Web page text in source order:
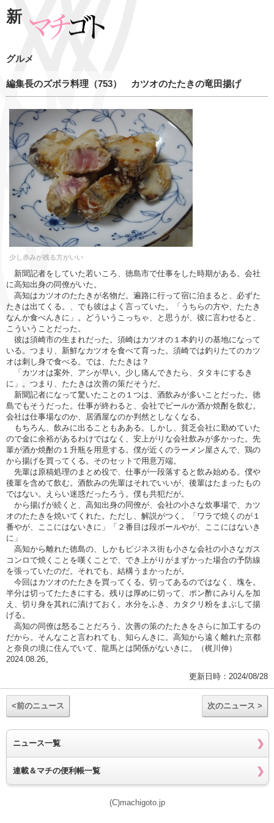
新
グルメ
編集長のズボラ料理（753） カツオのたたきの竜田揚げ
少し赤みが残る方がいい
新聞記者をしていた若いころ、徳島市で仕事をした時期がある。会社
に高知出身の同僚がいた。
高知はカツオのたたきが名物だ。遍路に行って宿に泊まると、必ずた
たきは出てくる。、でも彼はよく言っていた。「うちらの方や、たたき
なんか食べんきに」。どういうこっちゃ、と思うが、彼に言わせると、
こういうことだった。
彼は須崎市の生まれだった。須崎はカツオの１本釣りの基地になって
いる。つまり、新鮮なカツオを食べて育った。須崎では釣りたてのカツ
オは刺し身で食べる。では、たたきは？
「カツオは案外、アシが早い。少し痛んできたら、タタキにするき
に」。つまり、たたきは次善の策だそうだ。
新聞記者になって驚いたことの１つは、酒飲みが多いことだった。徳
島でもそうだった。仕事が終わると、会社でビールか酒か焼酎を飲む。
会社は仕事場なのか、居酒屋なのか判然としなくなる。
もちろん、飲みに出ることもあある。しかし、貧乏会社に勤めていた
ので金に余裕があるわけではなく、安上がりな会社飲みが多かった。先
輩が酒か焼酎の１升瓶を用意する。僕が近くのラーメン屋さんで、鶏の
から揚げを買ってくる。そのセットで用意万端。
先輩は原稿処理のまとめ役で、仕事が一段落すると飲み始める。僕や
後輩を含めて飲む。酒飲みの先輩はそれでいいが、後輩はたまったもの
ではない。えらい迷惑だったろう。僕も共犯だが。
から揚げが続くと、高知出身の同僚が、会社の小さな炊事場で、カツ
オのたたきを焼いてくれた。ただし、解説がつく。「ワラで焼くのが１
番やが、ここにはないきに」「２番目は段ボールやが、ここにはないき
に」
高知から離れた徳島の、しかもビジネス街も小さな会社の小さなガス
コンロで焼くことを嘆くことで、でき上がりがまずかった場合の予防線
を張っていたのだ。それでも、結構うまかったが。
今回はカツオのたたきを買ってくる。切ってあるのではなく、塊を。
半分は切ってたたきにする。残りは厚めに切って、ポン酢にみりんを加
え、切り身を其れに漬けておく。水分をふき、カタクリ粉をまぶして揚
げる。
高知の同僚は怒ることだろう。次善の策のたたきをさらに加工するの
だから。そんなこと言われても、知らんきに。高知から遠く離れた京都
と奈良の境に住んでいて、龍馬とは関係がないきに。（梶川伸）
2024.08.26。
更新日時：2024/08/28
<前のニュース 次のニュース >
ニュース一覧
連載＆マチの便利帳一覧
(C)machigoto.jp